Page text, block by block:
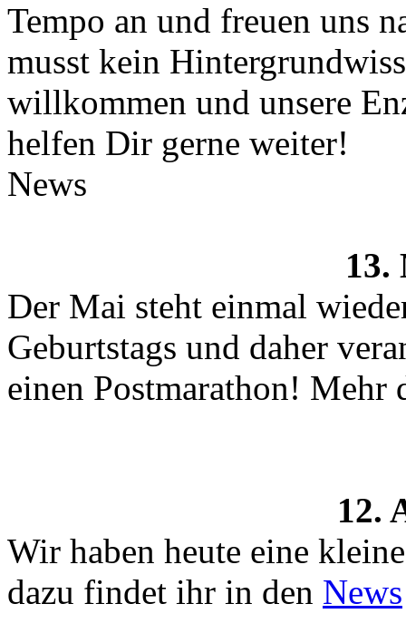
Tempo an und freuen uns
musst kein
willkommen und unsere
helfen Dir gerne weiter!
News
13.
Der Mai steht einmal
Geburtstags und daher
einen Postmarathon! Mehr
12.
Wir haben heute eine
dazu findet ihr in den News